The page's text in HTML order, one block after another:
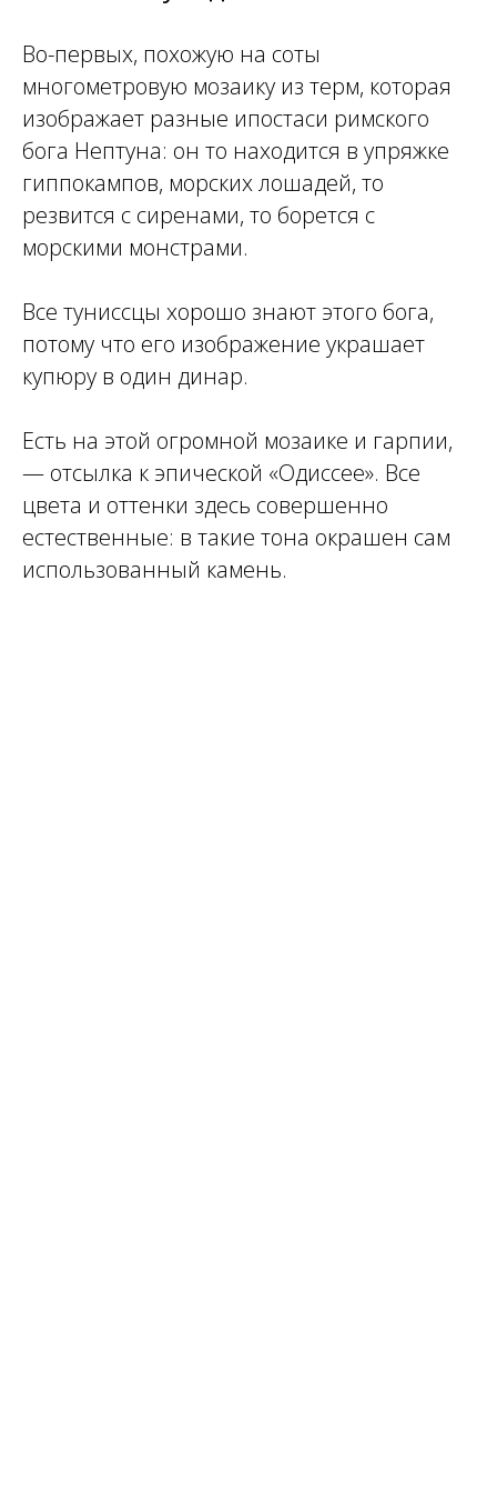
Во-первых, похожую на соты
многометровую мозаику из терм, которая
изображает разные ипостаси римского
бога Нептуна: он то находится в упряжке
гиппокампов, морских лошадей, то
резвится с сиренами, то борется с
морскими монстрами.
Все туниссцы хорошо знают этого бога,
потому что его изображение украшает
купюру в один динар.
Есть на этой огромной мозаике и гарпии,
— отсылка к эпической «Одиссее». Все
цвета и оттенки здесь совершенно
естественные: в такие тона окрашен сам
использованный камень.